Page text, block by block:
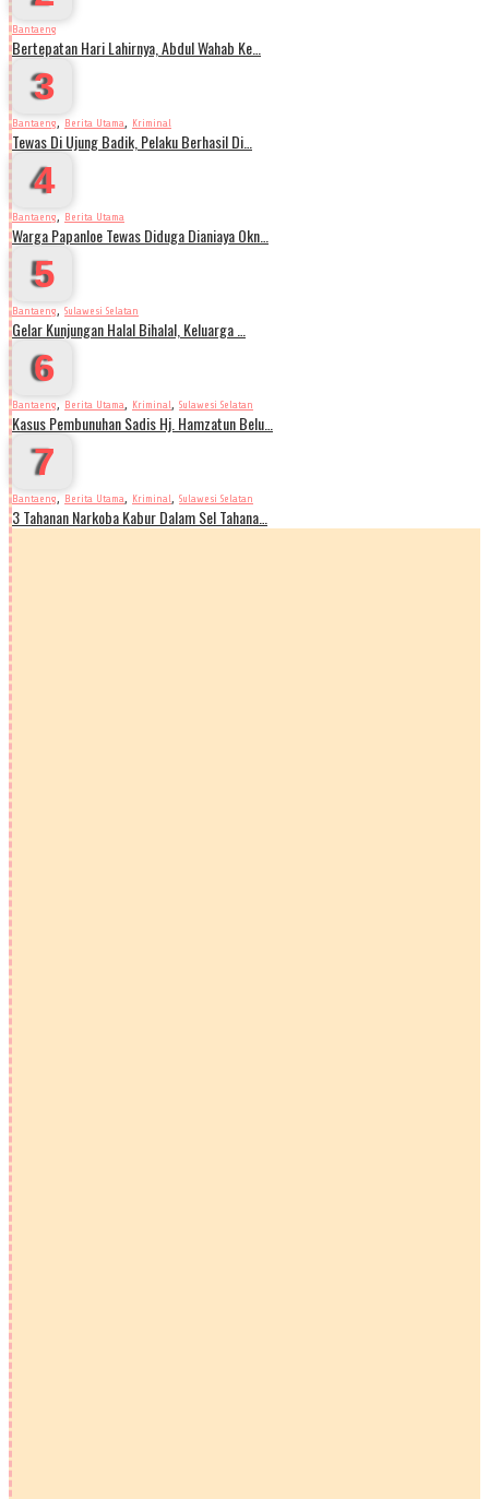
Bantaeng
Bertepatan Hari Lahirnya, Abdul Wahab Ke…
3
Bantaeng, Berita Utama, Kriminal
Tewas Di Ujung Badik, Pelaku Berhasil Di…
4
Bantaeng, Berita Utama
Warga Papanloe Tewas Diduga Dianiaya Okn…
5
Bantaeng, Sulawesi Selatan
Gelar Kunjungan Halal Bihalal, Keluarga …
6
Bantaeng, Berita Utama, Kriminal, Sulawesi Selatan
Kasus Pembunuhan Sadis Hj. Hamzatun Belu…
7
Bantaeng, Berita Utama, Kriminal, Sulawesi Selatan
3 Tahanan Narkoba Kabur Dalam Sel Tahana…